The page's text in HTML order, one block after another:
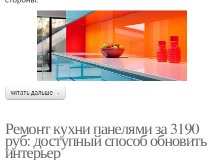
читать дальше →
Ремонт кухни панелями за 3190
руб: доступный способ обновить
интерьер